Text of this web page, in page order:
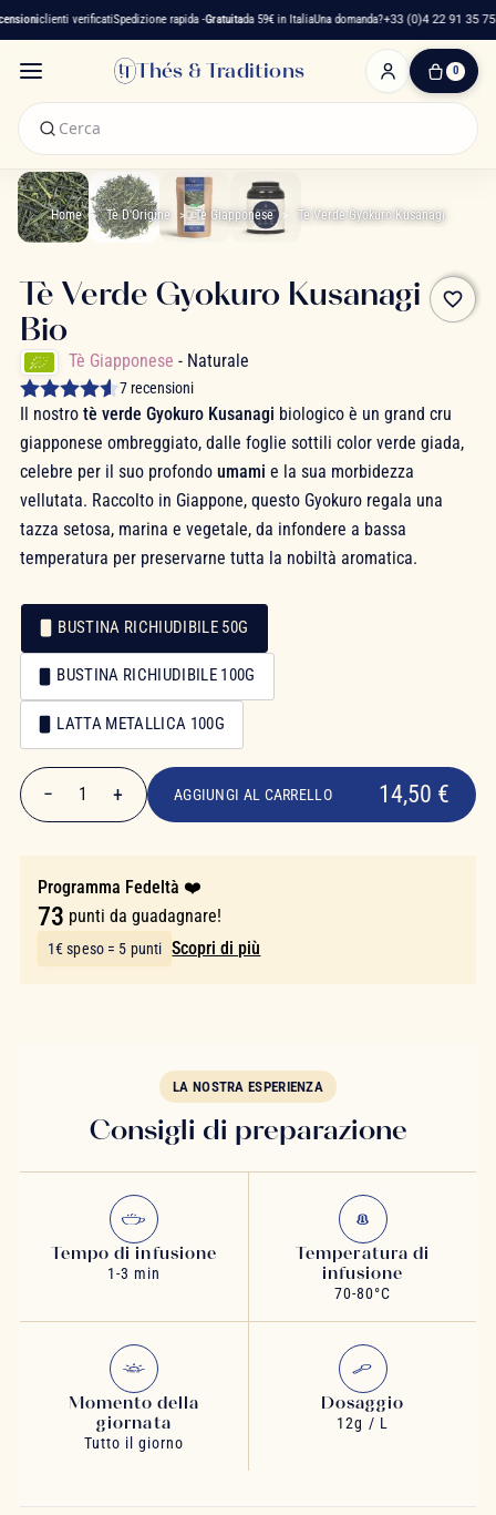
clienti verificatiSpedizione rapida -Gratuitada 59€ in ItaliaUna domanda?+33 (0)4 22 91 35 75
Thés & Traditions 0
0
Mio
Home Tè D'Origine Tè Giapponese Tè Verde Gyokuro Kusanagi
favorite_border
Tè Verde Gyokuro Kusanagi
Bio
Tè Giapponese - Naturale
7 recensioni
Il nostro tè verde Gyokuro Kusanagi biologico è un grand cru
giapponese ombreggiato, dalle foglie sottili color verde giada,
celebre per il suo profondo umami e la sua morbidezza
vellutata. Raccolto in Giappone, questo Gyokuro regala una
tazza setosa, marina e vegetale, da infondere a bassa
temperatura per preservarne tutta la nobiltà aromatica.
Confezionamento
Confezionamento
BUSTINA RICHIUDIBILE 50G
BUSTINA RICHIUDIBILE 100G
LATTA METALLICA 100G
14,50 €
− 1 + AGGIUNGI AL CARRELLO 14,50 €
Programma Fedeltà ❤️
73 punti da guadagnare!
1€ speso = 5 punti Scopri di più
LA NOSTRA ESPERIENZA
Consigli di preparazione
Tempo di infusione
1-3 min
Temperatura di
infusione
70-80°C
Momento della
giornata
Tutto il giorno
Dosaggio
12g / L